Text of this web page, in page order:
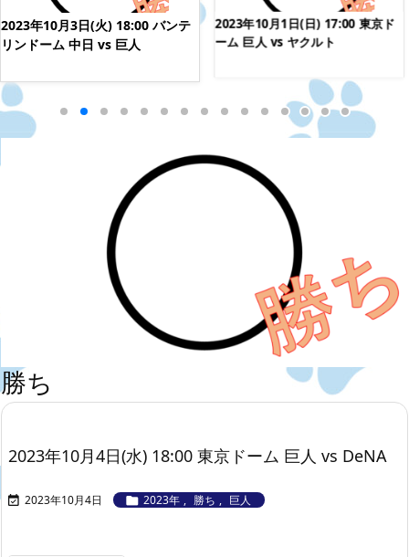
2023年10月3日(火) 18:00 バンテ
リンドーム 中日 vs 巨人
2023年10月1日(日) 17:00 東京ド
ーム 巨人 vs ヤクルト
勝ち
2023年10月4日(水) 18:00 東京ドーム 巨人 vs DeNA
 2023年10月4日  2023年 , 勝ち , 巨人